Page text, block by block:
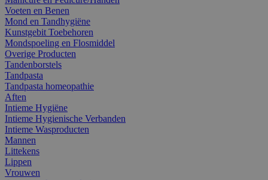
Voeten en Benen
Mond en Tandhygiëne
Kunstgebit Toebehoren
Mondspoeling en Flosmiddel
Overige Producten
Tandenborstels
Tandpasta
Tandpasta homeopathie
Aften
Intieme Hygiëne
Intieme Hygienische Verbanden
Intieme Wasproducten
Mannen
Littekens
Lippen
Vrouwen